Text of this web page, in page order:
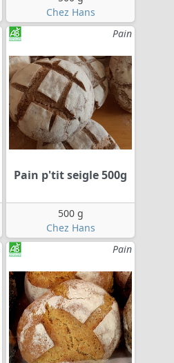
Chez Hans
Pain
Pain p'tit seigle 500g
500 g
Chez Hans
Pain